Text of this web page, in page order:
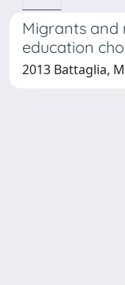
Migrants and
education
2013 Battaglia,